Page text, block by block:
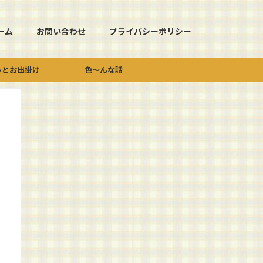
ム お問い合わせ プライバシーポリシー
お出掛け 色～んな話